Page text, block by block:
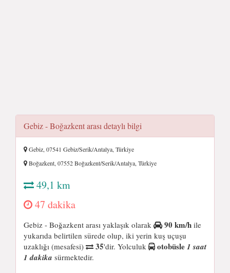
Gebiz - Boğazkent arası detaylı bilgi
Gebiz, 07541 Gebiz/Serik/Antalya, Türkiye
Boğazkent, 07552 Boğazkent/Serik/Antalya, Türkiye
49,1 km
47 dakika
Gebiz - Boğazkent arası yaklaşık olarak 90 km/h ile
yukarıda belirtilen sürede olup, iki yerin kuş uçuşu
uzaklığı (mesafesi)
35'dir. Yolculuk otobüsle1 saat
1 dakika sürmektedir.